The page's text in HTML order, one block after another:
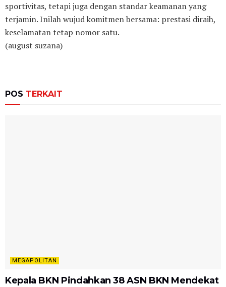
sportivitas, tetapi juga dengan standar keamanan yang
terjamin. Inilah wujud komitmen bersama: prestasi diraih,
keselamatan tetap nomor satu.
(august suzana)
POS TERKAIT
MEGAPOLITAN
Kepala BKN Pindahkan 38 ASN BKN Mendekat